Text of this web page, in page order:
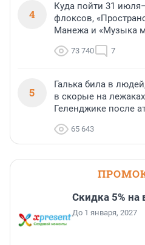
4
Куда пойти 31
флоксов,
Манежа и «Музыка
73 740 7
5
Галька била в
в скорые на
Геленджике после
65 643
Скидка 5% на
До 1 января, 2027